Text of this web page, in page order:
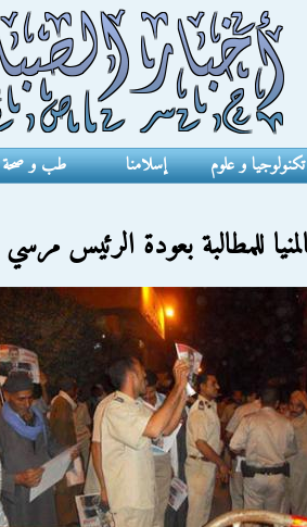
تكنولوجيا و علوم إسلامنا طب و صحة
للمطالبة بعودة الرئيس مرسي